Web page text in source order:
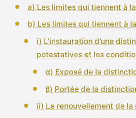
a) Les limites qui tiennent à
b) Les limites qui tiennent à
i) L’instauration d’une
potestatives et les
α) Exposé de la
β) Portée de la
ii) Le renouvellement de